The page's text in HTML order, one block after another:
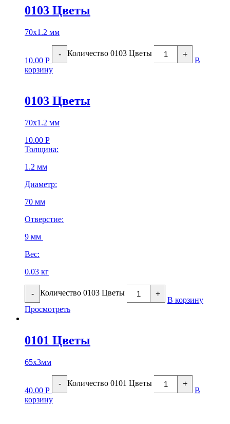
0103 Цветы
70х1.2 мм
10.00 Р
- Количество 0103 Цветы +
В
корзину
0103 Цветы
70х1.2 мм
10.00 Р
Толщина:
1.2 мм
Диаметр:
70 мм
Отверстие:
9 мм
Вес:
0.03 кг
- Количество 0103 Цветы +
В корзину
Просмотреть
0101 Цветы
65х3мм
40.00 Р
- Количество 0101 Цветы +
В
корзину